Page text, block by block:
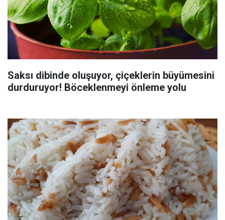
Saksı dibinde oluşuyor, çiçeklerin büyümesini
durduruyor! Böceklenmeyi önleme yolu